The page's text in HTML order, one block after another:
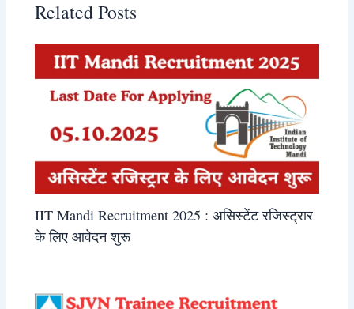
Related Posts
IIT Mandi Recruitment 2025 : असिस्टेंट रजिस्ट्रार
के लिए आवेदन शुरू